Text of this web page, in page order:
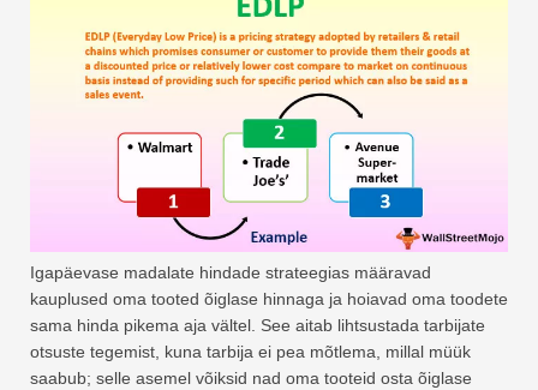
Igapäevase madalate hindade strateegias määravad
kauplused oma tooted õiglase hinnaga ja hoiavad oma toodete
sama hinda pikema aja vältel. See aitab lihtsustada tarbijate
otsuste tegemist, kuna tarbija ei pea mõtlema, millal müük
saabub; selle asemel võiksid nad oma tooteid osta õiglase